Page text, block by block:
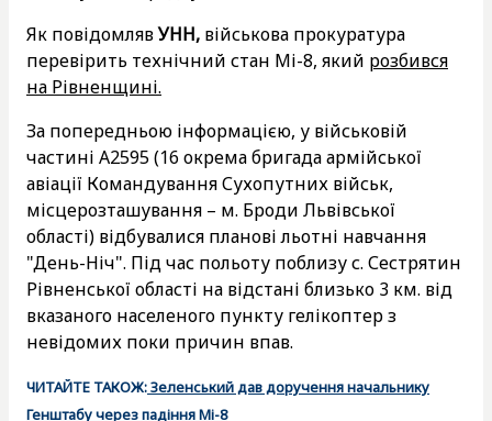
Як повідомлявУНН, військова прокуратура
перевірить технічний стан Мі-8, який розбився
на Рівненщині.
За попередньою інформацією, у військовій
частині А2595 (16 окрема бригада армійської
авіації Командування Сухопутних військ,
місцерозташування – м. Броди Львівської
області) відбувалися планові льотні навчання
"День-Ніч". Під час польоту поблизу с. Сестрятин
Рівненської області на відстані близько 3 км. від
вказаного населеного пункту гелікоптер з
невідомих поки причин впав.
ЧИТАЙТЕ ТАКОЖ:Зеленський дав доручення начальнику
Генштабу через падіння Мі-8